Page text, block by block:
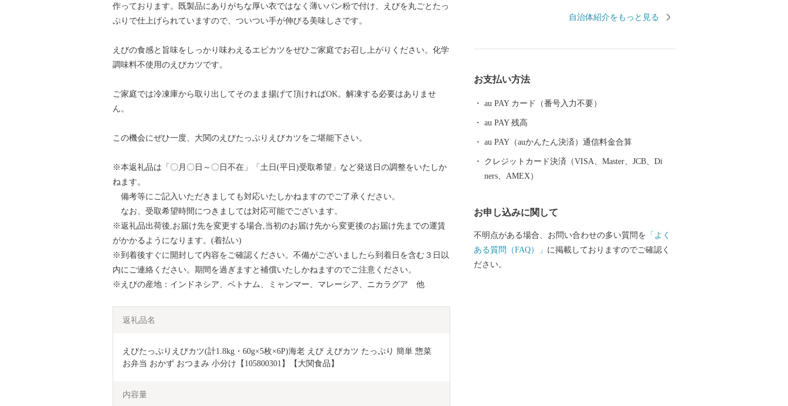
作っております。既製品にありがちな厚い衣ではなく薄いパン粉で付け、えびを丸ごとたっ
ぷりで仕上げられていますので、ついつい手が伸びる美味しさです。
えびの食感と旨味をしっかり味わえるエビカツをぜひご家庭でお召し上がりください。化学
調味料不使用のえびカツです。
ご家庭では冷凍庫から取り出してそのまま揚げて頂ければOK。解凍する必要はありませ
ん。
この機会にぜひ一度、大関のえびたっぷりえびカツをご堪能下さい。
※本返礼品は「〇月〇日～〇日不在」「土日(平日)受取希望」など発送日の調整をいたしか
ねます。
備考等にご記入いただきましても対応いたしかねますのでご了承ください。
なお、受取希望時間につきましては対応可能でございます。
※返礼品出荷後,お届け先を変更する場合,当初のお届け先から変更後のお届け先までの運賃
がかかるようになります。(着払い)
※到着後すぐに開封して内容をご確認ください。不備がございましたら到着日を含む３日以
内にご連絡ください。期間を過ぎますと補償いたしかねますのでご注意ください。
※えびの産地：インドネシア、ベトナム、ミャンマー、マレーシア、ニカラグア 他
返礼品名
えびたっぷりえびカツ(計1.8kg・60g×5枚×6P)海老 えび えびカツ たっぷり 簡単 惣菜
お弁当 おかず おつまみ 小分け【105800301】【大関食品】
内容量
発祥地】①神仏習合 ②神輿 ③放生会 ④万年青
した集計による
自治体紹介をもっと見る
お支払い方法
au PAY カード（番号入力不要）
au PAY 残高
au PAY（auかんたん決済）通信料金合算
クレジットカード決済（VISA、Master、JCB、Di
ners、AMEX）
お申し込みに関して
不明点がある場合、お問い合わせの多い質問を 「よく
ある質問（FAQ）」 に掲載しておりますのでご確認く
ださい。